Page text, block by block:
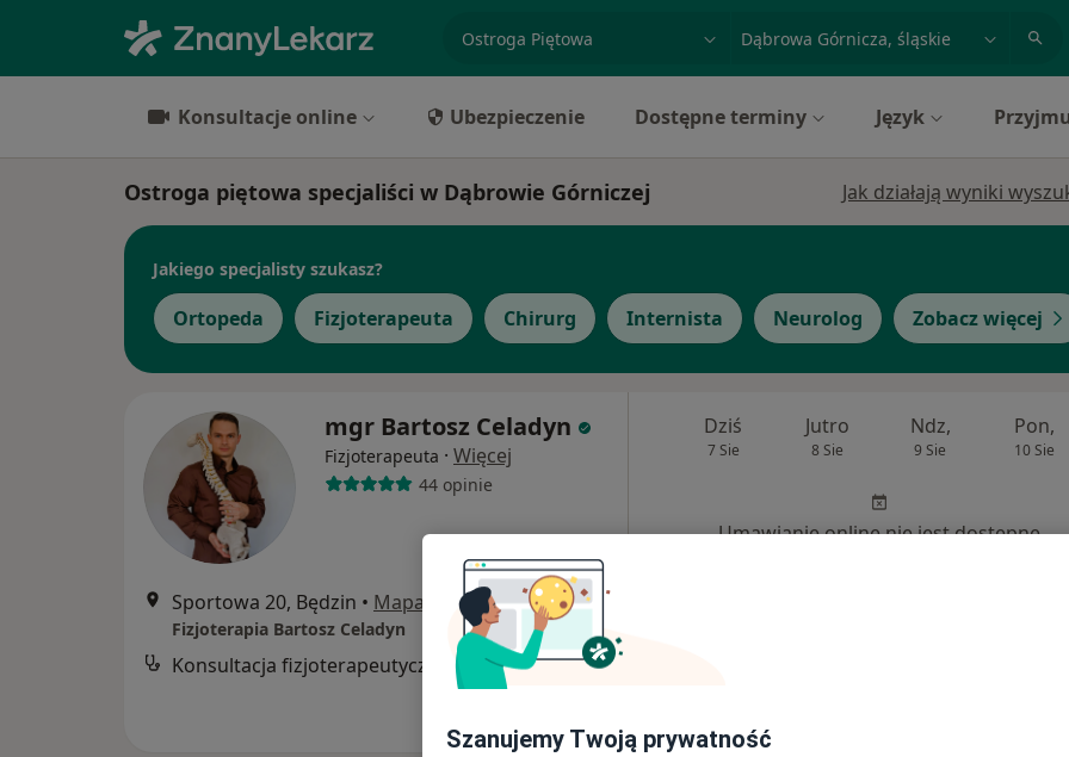
miasto lub dzielnica
Konsultacje online Ubezpieczenie Dostępne terminy Język
Ostroga piętowa specjaliści w Dąbrowie Górniczej Jak działają wyniki
Jakiego specjalisty szukasz?
Ortopeda Fizjoterapeuta Chirurg Internista Neurolog Zobacz więcej
mgr Bartosz Celadyn
Fizjoterapeuta · Więcej
44 opinie
Sportowa 20, Będzin • Mapa
Fizjoterapia Bartosz Celadyn
Konsultacja fizjoterapeutyczna 180 zł
Dziś
7 Sie
Jutro
8 Sie
Ndz,
9 Sie
Pon,
10 Sie
Umawianie online nie jest dostępne
Szanujemy Twoją prywatność